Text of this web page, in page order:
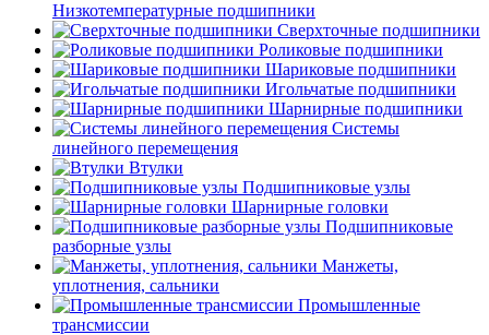
Низкотемпературные подшипники
Сверхточные подшипники
Роликовые подшипники
Шариковые подшипники
Игольчатые подшипники
Шарнирные подшипники
Системы
линейного перемещения
Втулки
Подшипниковые узлы
Шарнирные головки
Подшипниковые
разборные узлы
Манжеты,
уплотнения, сальники
Промышленные
трансмиссии